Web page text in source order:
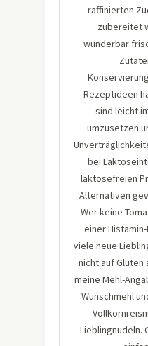
raffinierten
zubereitet
wunderbar
Rezeptideen
sind leicht
umzusetzen
bei
laktosefreien
Alternativen
Wer keine
einer
viele neue
nicht auf
meine Mehl-
Wunschmehl
Lieblingnudeln.